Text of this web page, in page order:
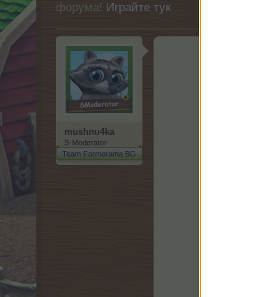
форума! Играйте тук
mushnu4ka
S-Moderator
Team Farmerama BG